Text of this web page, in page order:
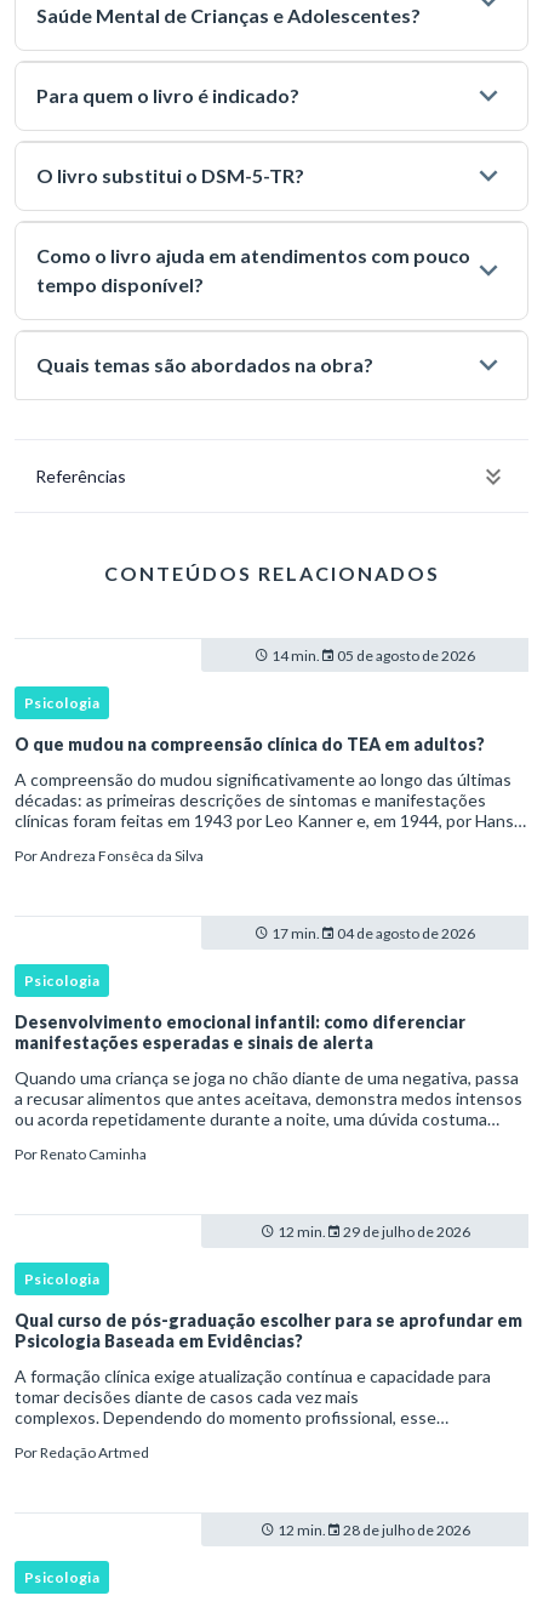
Saúde Mental de Crianças e Adolescentes?
Para quem o livro é indicado?
O livro substitui o DSM-5-TR?
Como o livro ajuda em atendimentos com pouco
tempo disponível?
Quais temas são abordados na obra?
Referências
CONTEÚDOS RELACIONADOS
14 min. 05 de agosto de 2026
Psicologia
O que mudou na compreensão clínica do TEA em adultos?
A compreensão do mudou significativamente ao longo das últimas
décadas: as primeiras descrições de sintomas e manifestações
clínicas foram feitas em 1943 por Leo Kanner e, em 1944, por Hans
PorAndreza Fonsêca da Silva
17 min. 04 de agosto de 2026
Psicologia
Desenvolvimento emocional infantil: como diferenciar
manifestações esperadas e sinais de alerta
Quando uma criança se joga no chão diante de uma negativa, passa
a recusar alimentos que antes aceitava, demonstra medos intensos
ou acorda repetidamente durante a noite, uma dúvida costuma
PorRenato Caminha
12 min. 29 de julho de 2026
Psicologia
Qual curso de pós-graduação escolher para se aprofundar em
Psicologia Baseada em Evidências?
A formação clínica exige atualização contínua e capacidade para
tomar decisões diante de casos cada vez mais
complexos. Dependendo do momento profissional, esse
aprofundamento em ou a especializaçã
PorRedação Artmed
12 min. 28 de julho de 2026
Psicologia